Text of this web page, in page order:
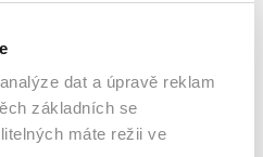
dat a úpravě reklam
základních se
máte režii ve
fotbalu a chci DIGI2GO,
Premier League a